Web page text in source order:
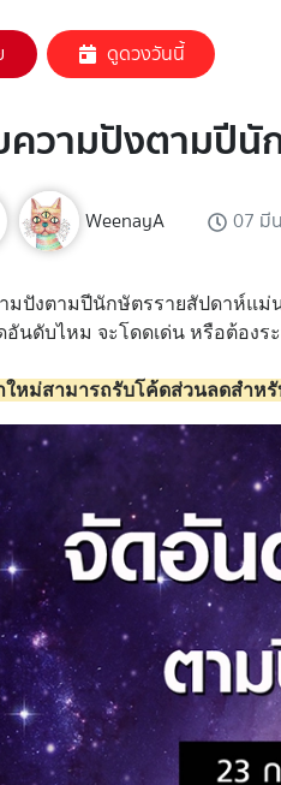
ดูดวงวันนี้
วามปังตามปีนั
WeenayA 07 มี
ปังตามปีนักษัตรรายสัปดาห์แม่น
นดับไหม จะโดดเด่น หรือต้องร
ใหม่สามารถรับโค้ดส่วนลดสำห